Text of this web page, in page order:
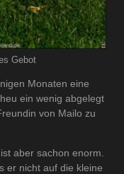
Gebot
Monaten eine
ein wenig abgelegt
von Mailo zu
aber sachon enorm.
er nicht auf die kleine